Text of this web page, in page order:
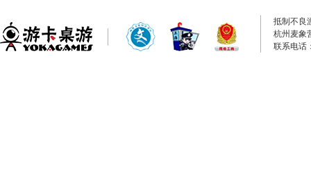
抵制不良
杭州麦象
联系电话